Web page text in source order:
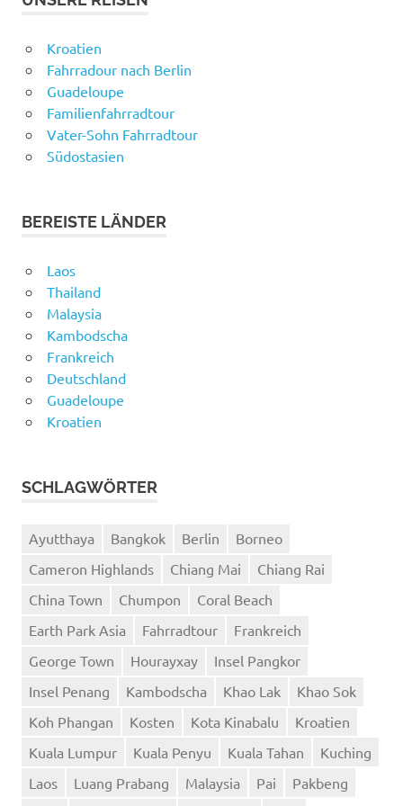
Kroatien
Fahrradour nach Berlin
Guadeloupe
Familienfahrradtour
Vater-Sohn Fahrradtour
Südostasien
BEREISTE LÄNDER
Laos
Thailand
Malaysia
Kambodscha
Frankreich
Deutschland
Guadeloupe
Kroatien
SCHLAGWÖRTER
Ayutthaya Bangkok Berlin
Borneo
Cameron Highlands
Chiang Mai
Chiang Rai
China Town
Chumpon
Coral Beach
Earth Park Asia
Fahrradtour
Frankreich
George Town
Hourayxay
Insel Pangkor
Insel Penang
Kambodscha Khao Lak
Khao Sok
Koh Phangan
Kosten Kota Kinabalu
Kroatien
Kuala Lumpur
Kuala Penyu Kuala Tahan
Kuching
Laos
Luang Prabang Malaysia Pai
Pakbeng